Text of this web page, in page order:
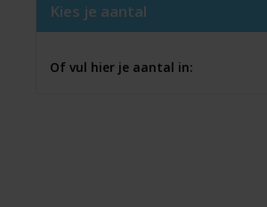
Kies je aantal
Of vul hier je aantal in: